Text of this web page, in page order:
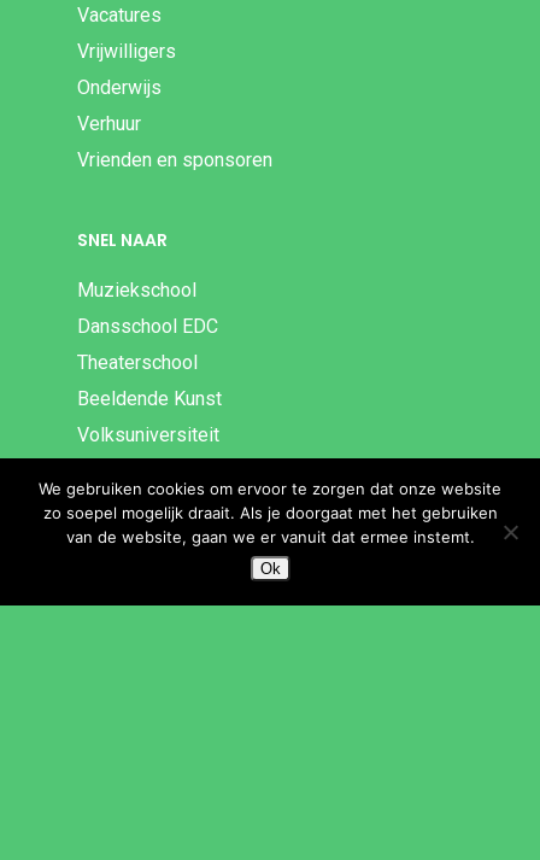
Vacatures
Vrijwilligers
Onderwijs
Verhuur
Vrienden en sponsoren
SNEL NAAR
Muziekschool
Dansschool EDC
Theaterschool
Beeldende Kunst
Volksuniversiteit
SNEL NAAR
Theater Het Lichtruim
We gebruiken cookies om ervoor te zorgen dat onze website
zo soepel mogelijk draait. Als je doorgaat met het gebruiken
van de website, gaan we er vanuit dat ermee instemt.
Ok